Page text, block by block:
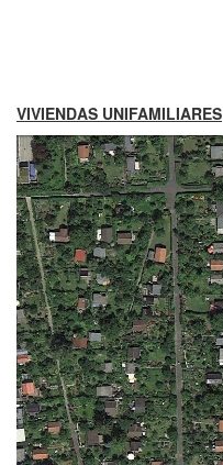
VIVIENDAS UNIFAMILIARES